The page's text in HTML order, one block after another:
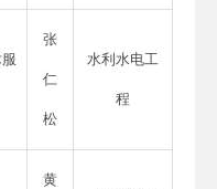
张
仁
松
水利水电工
程
黄